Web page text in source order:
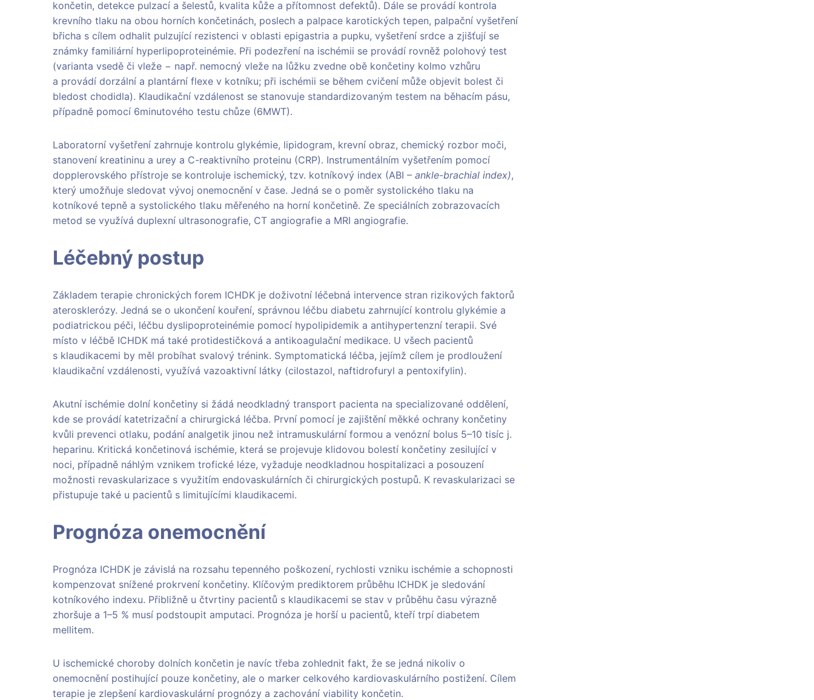
končetin, detekce pulzací a šelestů, kvalita kůže a přítomnost defektů). Dále se provádí kontrola
krevního tlaku na obou horních končetinách, poslech a palpace karotických tepen, palpační vyšetření
břicha s cílem odhalit pulzující rezistenci v oblasti epigastria a pupku, vyšetření srdce a zjišťují se
známky familiární hyperlipoproteinémie. Při podezření na ischémii se provádí rovněž polohový test
(varianta vsedě či vleže − např. nemocný vleže na lůžku zvedne obě končetiny kolmo vzhůru
a provádí dorzální a plantární flexe v kotníku; při ischémii se během cvičení může objevit bolest či
bledost chodidla). Klaudikační vzdálenost se stanovuje standardizovaným testem na běhacím pásu,
případně pomocí 6minutového testu chůze (6MWT).
Laboratorní vyšetření zahrnuje kontrolu glykémie, lipidogram, krevní obraz, chemický rozbor moči,
stanovení kreatininu a urey a C-reaktivního proteinu (CRP). Instrumentálním vyšetřením pomocí
dopplerovského přístroje se kontroluje ischemický, tzv. kotníkový index (ABI – ankle-brachial index),
který umožňuje sledovat vývoj onemocnění v čase. Jedná se o poměr systolického tlaku na
kotníkové tepně a systolického tlaku měřeného na horní končetině. Ze speciálních zobrazovacích
metod se využívá duplexní ultrasonografie, CT angiografie a MRI angiografie.
Léčebný postup
Základem terapie chronických forem ICHDK je doživotní léčebná intervence stran rizikových faktorů
aterosklerózy. Jedná se o ukončení kouření, správnou léčbu diabetu zahrnující kontrolu glykémie a
podiatrickou péči, léčbu dyslipoproteinémie pomocí hypolipidemik a antihypertenzní terapii. Své
místo v léčbě ICHDK má také protidestičková a antikoagulační medikace. U všech pacientů
s klaudikacemi by měl probíhat svalový trénink. Symptomatická léčba, jejímž cílem je prodloužení
klaudikační vzdálenosti, využívá vazoaktivní látky (cilostazol, naftidrofuryl a pentoxifylin).
Akutní ischémie dolní končetiny si žádá neodkladný transport pacienta na specializované oddělení,
kde se provádí katetrizační a chirurgická léčba. První pomocí je zajištění měkké ochrany končetiny
kvůli prevenci otlaku, podání analgetik jinou než intramuskulární formou a venózní bolus 5–10 tisíc j.
heparinu. Kritická končetinová ischémie, která se projevuje klidovou bolestí končetiny zesilující v
noci, případně náhlým vznikem trofické léze, vyžaduje neodkladnou hospitalizaci a posouzení
možnosti revaskularizace s využitím endovaskulárních či chirurgických postupů. K revaskularizaci se
přistupuje také u pacientů s limitujícími klaudikacemi.
Prognóza onemocnění
Prognóza ICHDK je závislá na rozsahu tepenného poškození, rychlosti vzniku ischémie a schopnosti
kompenzovat snížené prokrvení končetiny. Klíčovým prediktorem průběhu ICHDK je sledování
kotníkového indexu. Přibližně u čtvrtiny pacientů s klaudikacemi se stav v průběhu času výrazně
zhoršuje a 1–5 % musí podstoupit amputaci. Prognóza je horší u pacientů, kteří trpí diabetem
mellitem.
U ischemické choroby dolních končetin je navíc třeba zohlednit fakt, že se jedná nikoliv o
onemocnění postihující pouze končetiny, ale o marker celkového kardiovaskulárního postižení. Cílem
terapie je zlepšení kardiovaskulární prognózy a zachování viability končetin.